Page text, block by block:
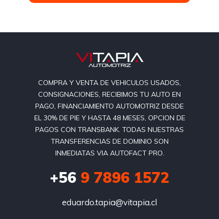
COMPRA Y VENTA DE VEHICULOS USADOS,
CONSIGNACIONES, RECIBIMOS TU AUTO EN
PAGO, FINANCIAMIENTO AUTOMOTRIZ DESDE
EL 30% DE PIE Y HASTA 48 MESES, OPCION DE
PAGOS CON TRANSBANK. TODAS NUESTRAS
TRANSFERENCIAS DE DOMINIO SON
INMEDIATAS VIA AUTOFACT PRO.
+56 9 7896 1572
eduardo.tapia@vitapia.cl